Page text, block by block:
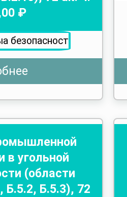
₽
в угольной
(области
Б.5.2, Б.5.3), 72